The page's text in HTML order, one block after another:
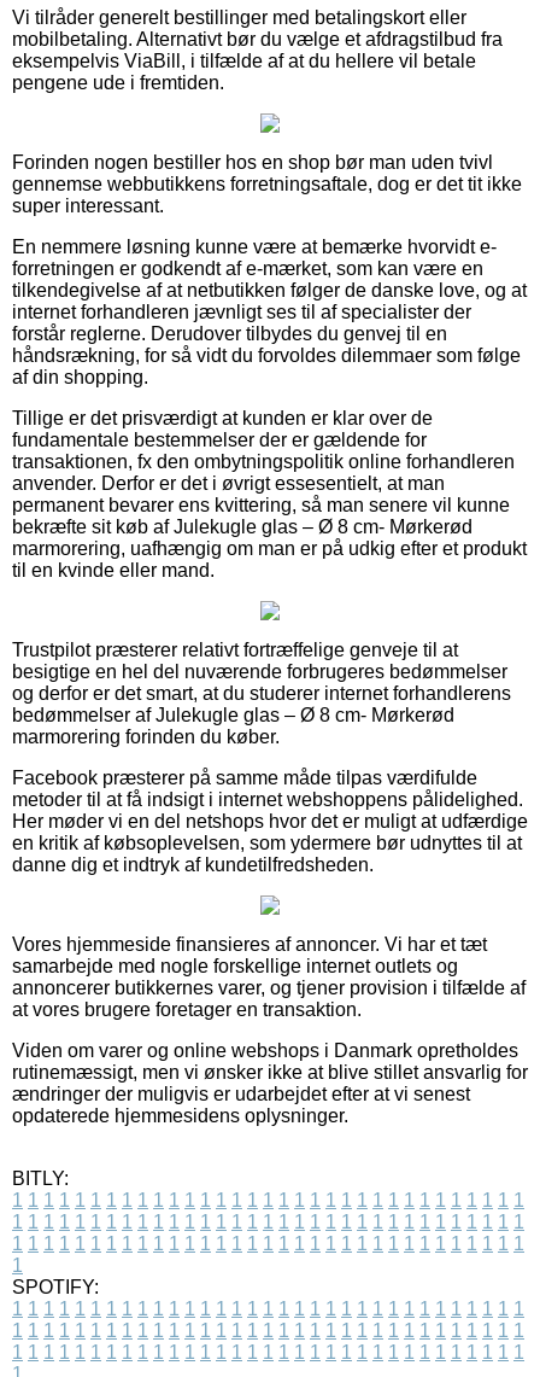
Vi tilråder generelt bestillinger med betalingskort eller
mobilbetaling. Alternativt bør du vælge et afdragstilbud fra
eksempelvis ViaBill, i tilfælde af at du hellere vil betale
pengene ude i fremtiden.
Forinden nogen bestiller hos en shop bør man uden tvivl
gennemse webbutikkens forretningsaftale, dog er det tit ikke
super interessant.
En nemmere løsning kunne være at bemærke hvorvidt e-
forretningen er godkendt af e-mærket, som kan være en
tilkendegivelse af at netbutikken følger de danske love, og at
internet forhandleren jævnligt ses til af specialister der
forstår reglerne. Derudover tilbydes du genvej til en
håndsrækning, for så vidt du forvoldes dilemmaer som følge
af din shopping.
Tillige er det prisværdigt at kunden er klar over de
fundamentale bestemmelser der er gældende for
transaktionen, fx den ombytningspolitik online forhandleren
anvender. Derfor er det i øvrigt essesentielt, at man
permanent bevarer ens kvittering, så man senere vil kunne
bekræfte sit køb af Julekugle glas – Ø 8 cm- Mørkerød
marmorering, uafhængig om man er på udkig efter et produkt
til en kvinde eller mand.
Trustpilot præsterer relativt fortræffelige genveje til at
besigtige en hel del nuværende forbrugeres bedømmelser
og derfor er det smart, at du studerer internet forhandlerens
bedømmelser af Julekugle glas – Ø 8 cm- Mørkerød
marmorering forinden du køber.
Facebook præsterer på samme måde tilpas værdifulde
metoder til at få indsigt i internet webshoppens pålidelighed.
Her møder vi en del netshops hvor det er muligt at udfærdige
en kritik af købsoplevelsen, som ydermere bør udnyttes til at
danne dig et indtryk af kundetilfredsheden.
Vores hjemmeside finansieres af annoncer. Vi har et tæt
samarbejde med nogle forskellige internet outlets og
annoncerer butikkernes varer, og tjener provision i tilfælde af
at vores brugere foretager en transaktion.
Viden om varer og online webshops i Danmark opretholdes
rutinemæssigt, men vi ønsker ikke at blive stillet ansvarlig for
ændringer der muligvis er udarbejdet efter at vi senest
opdaterede hjemmesidens oplysninger.
BITLY:
1 1 1 1 1 1 1 1 1 1 1 1 1 1 1 1 1 1 1 1 1 1 1 1 1 1 1 1 1 1 1 1 1
1 1 1 1 1 1 1 1 1 1 1 1 1 1 1 1 1 1 1 1 1 1 1 1 1 1 1 1 1 1 1 1 1
1 1 1 1 1 1 1 1 1 1 1 1 1 1 1 1 1 1 1 1 1 1 1 1 1 1 1 1 1 1 1 1 1
1
SPOTIFY:
1 1 1 1 1 1 1 1 1 1 1 1 1 1 1 1 1 1 1 1 1 1 1 1 1 1 1 1 1 1 1 1 1
1 1 1 1 1 1 1 1 1 1 1 1 1 1 1 1 1 1 1 1 1 1 1 1 1 1 1 1 1 1 1 1 1
1 1 1 1 1 1 1 1 1 1 1 1 1 1 1 1 1 1 1 1 1 1 1 1 1 1 1 1 1 1 1 1 1